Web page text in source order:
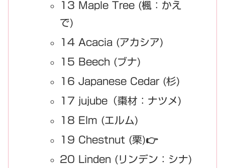
13 Maple Tree (楓：かえ
で)
14 Acacia (アカシア)
15 Beech (ブナ)
16 Japanese Cedar (杉)
17 jujube（棗材：ナツメ)
18 Elm (エルム)
19 Chestnut (栗)👉
20 Linden (リンデン：シナ)